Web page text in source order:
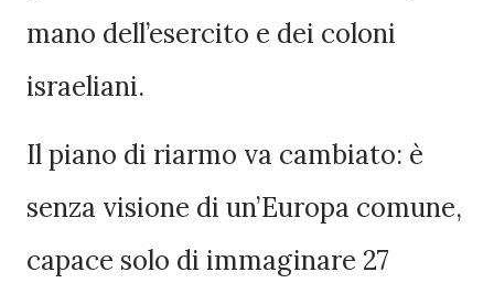
mano dell’esercito e dei coloni
israeliani.
Il piano di riarmo va cambiato: è
senza visione di un’Europa comune,
capace solo di immaginare 27